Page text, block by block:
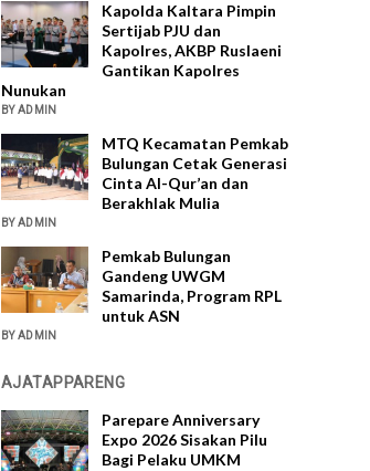
Kapolda Kaltara Pimpin
Sertijab PJU dan
Kapolres, AKBP Ruslaeni
Gantikan Kapolres
Nunukan
BY ADMIN
MTQ Kecamatan Pemkab
Bulungan Cetak Generasi
Cinta Al-Qur’an dan
Berakhlak Mulia
BY ADMIN
Pemkab Bulungan
Gandeng UWGM
Samarinda, Program RPL
untuk ASN
BY ADMIN
AJATAPPARENG
Parepare Anniversary
Expo 2026 Sisakan Pilu
Bagi Pelaku UMKM